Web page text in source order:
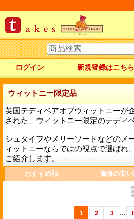
ログイン 新規登録はこちら
ウィットニー限定品
英国テディベアオブウィットニーが
された、ウィットニー限定のテディ
シュタイフやメリーソートなどのメ
ィットニーならではの視点で選ばれ
ご紹介します。
おすすめ順 価格の安い
1 2 3 ...